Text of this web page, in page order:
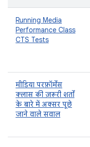
Running Media
Performance Class
CTS Tests
मीडिया परफ़ॉर्मेंस
क्लास की ज़रूरी शर्तों
के बारे में अक्सर पूछे
जाने वाले सवाल